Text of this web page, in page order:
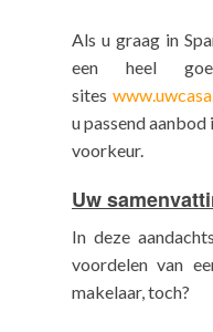
Als u graag in
een heel
sites
u passend aanbod
voorkeur.
Uw
In deze
voordelen van
makelaar, toch?